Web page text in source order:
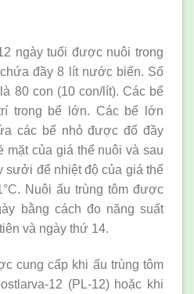
ngày tuổi được nuôi trong
đầy 8 lít nước biển. Số
80 con (10 con/lít). Các bể
trong bể lớn. Các bể lớn
các bể nhỏ được đổ đầy
mặt của giá thể nuôi và sau
sưởi để nhiệt độ của giá thể
Nuôi ấu trùng tôm được
bằng cách đo năng suất
và ngày thứ 14.
cung cấp khi ấu trùng tôm
12 (PL-12) hoặc khi